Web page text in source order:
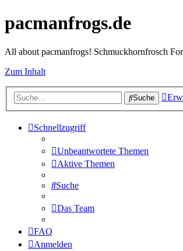
pacmanfrogs.de
All about pacmanfrogs! Schmuckhornfrosch
Zum Inhalt
Suche
Schnellzugriff
Unbeantwortete Themen
Aktive Themen
Suche
Das Team
FAQ
Anmelden